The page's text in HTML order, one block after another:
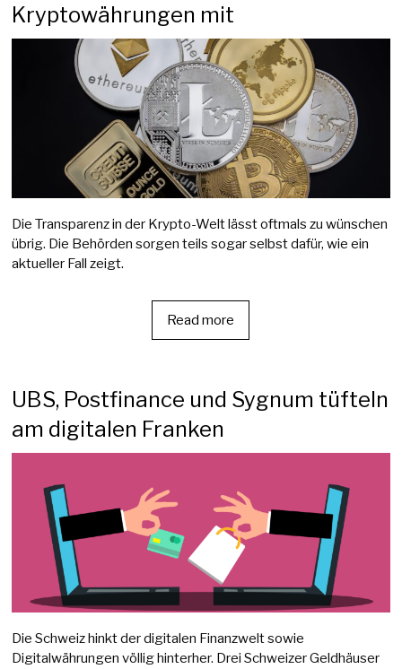
Kryptowährungen mit
Die Transparenz in der Krypto-Welt lässt oftmals zu wünschen
übrig. Die Behörden sorgen teils sogar selbst dafür, wie ein
aktueller Fall zeigt.
Read more
UBS, Postfinance und Sygnum tüfteln
am digitalen Franken
Die Schweiz hinkt der digitalen Finanzwelt sowie
Digitalwährungen völlig hinterher. Drei Schweizer Geldhäuser